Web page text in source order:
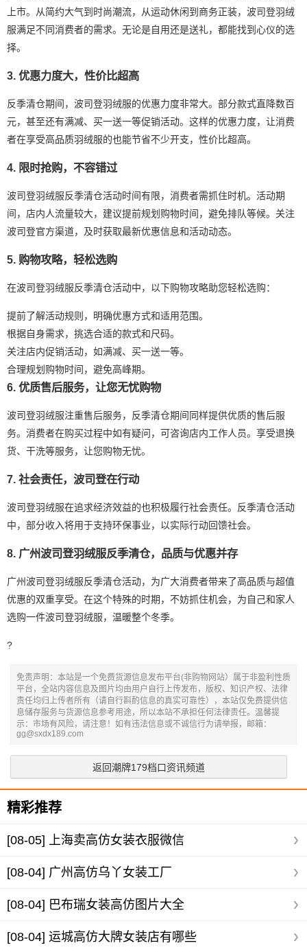
上市。从简约大气到时尚潮流，从运动休闲到商务正装，波司登羽绒
服满足不同消费者的需求。无论是自用还是送礼，都能找到心仪的选
择。
3. 优惠力度大，性价比超高
反季清仓期间，波司登羽绒服的优惠力度非常大。部分款式直降数百
元，甚至还有满减、买一送一等促销活动。这样的优惠力度，让消费
者在享受高品质羽绒服的也能节省不少开支，性价比超高。
4. 限时抢购，不容错过
波司登羽绒服反季清仓活动时间有限，消费者需抓住时机。活动期
间，店内人流量较大，建议提前规划购物时间，避免排队等候。关注
波司登官方渠道，及时获取最新优惠信息和活动动态。
5. 购物攻略，轻松选购
在波司登羽绒服反季清仓活动中，以下购物攻略助您轻松选购：
提前了解活动规则，明确优惠方式和适用范围。
根据自身需求，挑选合适的款式和尺码。
关注店内促销活动，如满减、买一送一等。
合理规划购物时间，避免高峰期。
6. 优质售后服务，让您无忧购物
波司登羽绒服注重售后服务，反季清仓期间同样提供优质的售后服
务。消费者在购买过程中如有疑问，可咨询店内工作人员。享受退换
货、干洗等服务，让您购物无忧。
7. 社会责任，波司登在行动
波司登羽绒服在追求经济效益的也积极履行社会责任。反季清仓活动
中，部分收入将用于支持环保事业，以实际行动回馈社会。
8. 广州波司登羽绒服反季清仓，品质与优惠并存
广州波司登羽绒服反季清仓活动，为广大消费者带来了高品质与超值
优惠的双重享受。在这个特殊的时期，不妨抓住机会，为自己和家人
选购一件波司登羽绒服，温暖整个冬季。
?
免责声明：本站是一个免费货源信息发布平台(非购物网站）属于非盈利性质
平台，全站内容信息及图片均由用户自行上传发布，版权、知识产权、法律
责任均归上传者所有（请自行斟酌信息的真实可靠性），本站仅免费提供信
息储存服务与货源信息参考用途，所以本站不承担任何法律责任。温馨提
示：市场有风险，请注意！如有违法信息或不诚信行为请举报，邮箱：
gg@sxdx189.com
返回潮牌179档口资讯频道
精彩推荐
[08-05] 上海卖高仿女装衣服微信
[08-04] 广州高仿乌丫女装工厂
[08-04] 巴布瑞女装高仿图片大全
[08-04] 运城高仿大牌女装店有哪些